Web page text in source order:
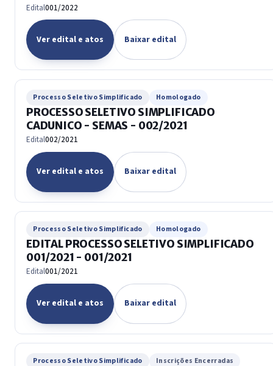
Edital001/2022
Ver edital e atos Baixar edital
Processo Seletivo Simplificado Homologado
PROCESSO SELETIVO SIMPLIFICADO
CADUNICO - SEMAS - 002/2021
Edital002/2021
Ver edital e atos Baixar edital
Processo Seletivo Simplificado Homologado
EDITAL PROCESSO SELETIVO SIMPLIFICADO
001/2021 - 001/2021
Edital001/2021
Ver edital e atos Baixar edital
Processo Seletivo Simplificado Inscrições Encerradas